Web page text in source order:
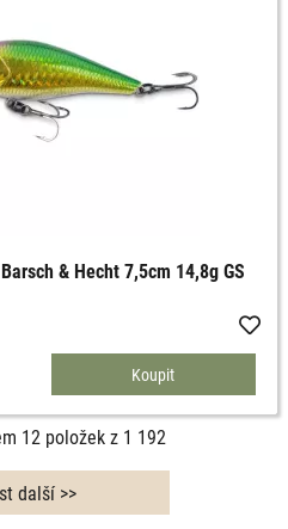
& Hecht 7,5cm 14,8g GS
12 položek z 1 192